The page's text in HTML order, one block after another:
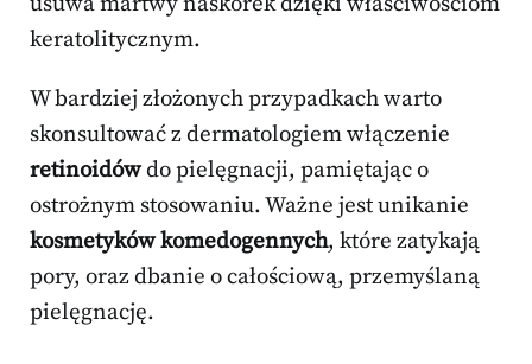
keratolitycznym.
W bardziej złożonych przypadkach warto
skonsultować z dermatologiem włączenie
retinoidówdo pielęgnacji, pamiętając o
ostrożnym stosowaniu. Ważne jest unikanie
kosmetyków komedogennych, które zatykają
pory, oraz dbanie o całościową, przemyślaną
pielęgnację.